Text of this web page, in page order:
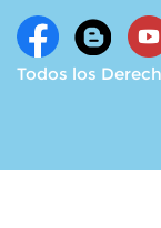
Todos los